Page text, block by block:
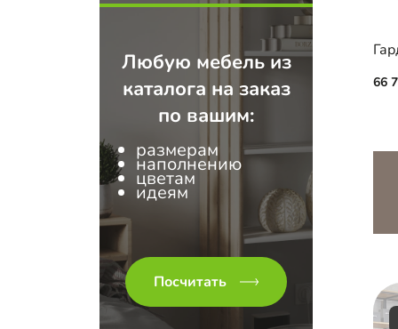
Любую мебель из
каталога на заказ
по вашим:
размерам
наполнению
цветам
идеям
Посчитать
66